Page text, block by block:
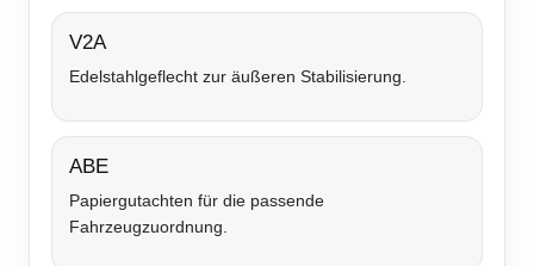
V2A
Edelstahlgeflecht zur äußeren Stabilisierung.
ABE
Papiergutachten für die passende
Fahrzeugzuordnung.